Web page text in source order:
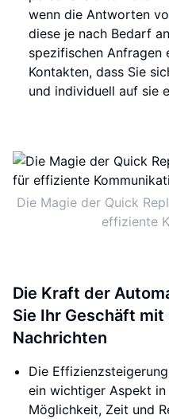
wenn die Antworten
diese je nach Bedarf
spezifischen Anfragen
Kontakten, dass Sie
und individuell auf sie
Die Magie der Quick
effiziente
Die Kraft der
Sie Ihr Geschäft
Nachrichten
Die
ein wichtiger Aspekt
Möglichkeit, Zeit und